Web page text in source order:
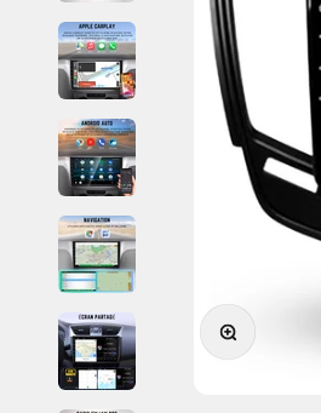
Zoomer sur l'image